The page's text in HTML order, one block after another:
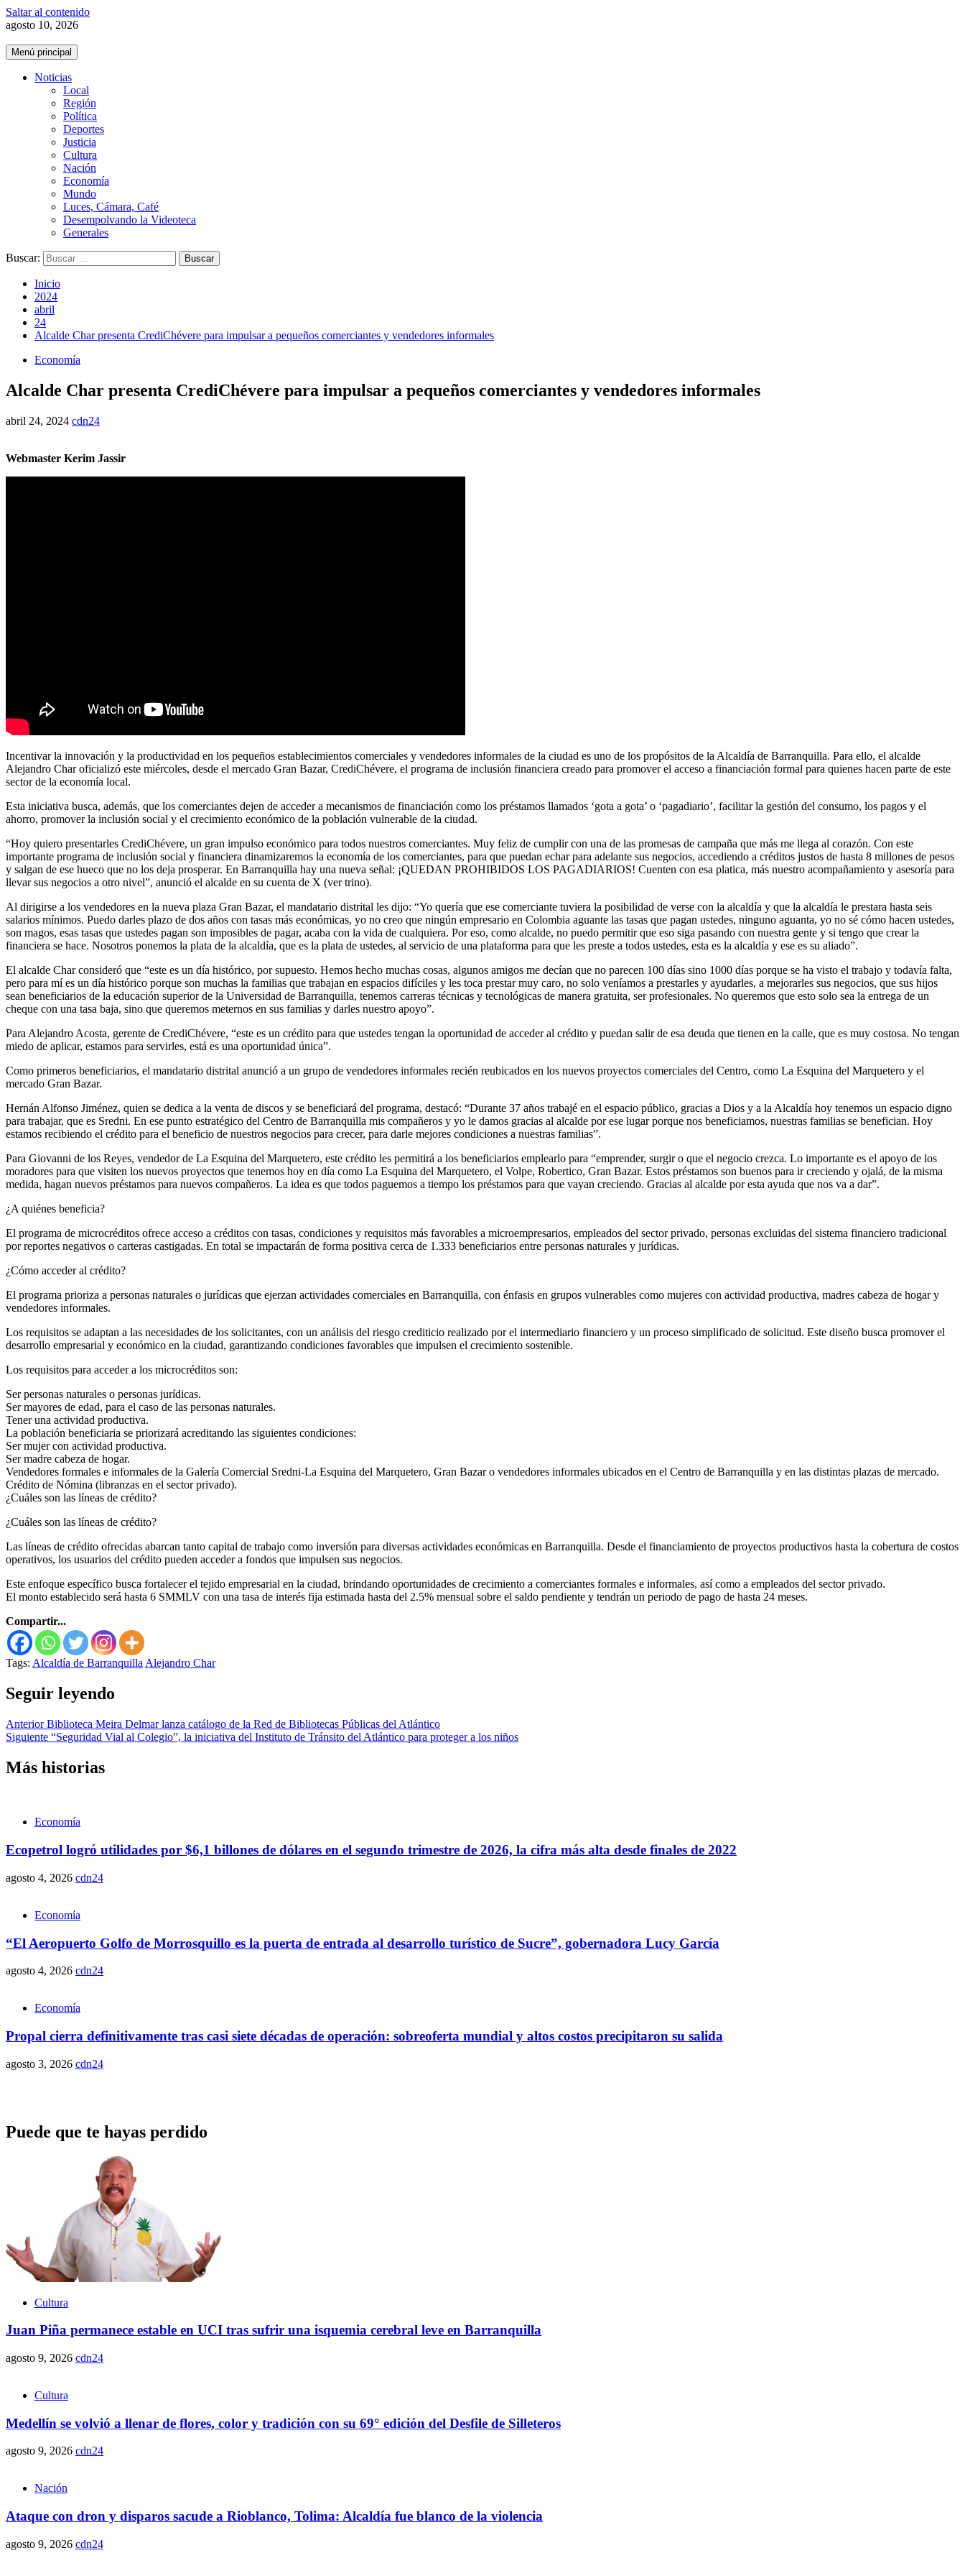
Saltar al contenido
agosto 10, 2026
Menú principal
Noticias
Local
Región
Política
Deportes
Justicia
Cultura
Nación
Economía
Mundo
Luces, Cámara, Café
Desempolvando la Videoteca
Generales
Buscar:
Inicio
2024
abril
24
Alcalde Char presenta CrediChévere para impulsar a pequeños comerciantes y vendedores informales
Economía
Alcalde Char presenta CrediChévere para impulsar a pequeños comerciantes y vendedores informales
abril 24, 2024 cdn24
Webmaster Kerim Jassir
Incentivar la innovación y la productividad en los pequeños establecimientos comerciales y vendedores informales de la ciudad es uno de los propósitos de la Alcaldía de Barranquilla. Para ello, el alcalde
Alejandro Char oficializó este miércoles, desde el mercado Gran Bazar, CrediChévere, el programa de inclusión financiera creado para promover el acceso a financiación formal para quienes hacen parte de este
sector de la economía local.
Esta iniciativa busca, además, que los comerciantes dejen de acceder a mecanismos de financiación como los préstamos llamados ‘gota a gota’ o ‘pagadiario’, facilitar la gestión del consumo, los pagos y el
ahorro, promover la inclusión social y el crecimiento económico de la población vulnerable de la ciudad.
“Hoy quiero presentarles CrediChévere, un gran impulso económico para todos nuestros comerciantes. Muy feliz de cumplir con una de las promesas de campaña que más me llega al corazón. Con este
importante programa de inclusión social y financiera dinamizaremos la economía de los comerciantes, para que puedan echar para adelante sus negocios, accediendo a créditos justos de hasta 8 millones de pesos
y salgan de ese hueco que no los deja prosperar. En Barranquilla hay una nueva señal: ¡QUEDAN PROHIBIDOS LOS PAGADIARIOS! Cuenten con esa platica, más nuestro acompañamiento y asesoría para
llevar sus negocios a otro nivel”, anunció el alcalde en su cuenta de X (ver trino).
Al dirigirse a los vendedores en la nueva plaza Gran Bazar, el mandatario distrital les dijo: “Yo quería que ese comerciante tuviera la posibilidad de verse con la alcaldía y que la alcaldía le prestara hasta seis
salarios mínimos. Puedo darles plazo de dos años con tasas más económicas, yo no creo que ningún empresario en Colombia aguante las tasas que pagan ustedes, ninguno aguanta, yo no sé cómo hacen ustedes,
son magos, esas tasas que ustedes pagan son imposibles de pagar, acaba con la vida de cualquiera. Por eso, como alcalde, no puedo permitir que eso siga pasando con nuestra gente y si tengo que crear la
financiera se hace. Nosotros ponemos la plata de la alcaldía, que es la plata de ustedes, al servicio de una plataforma para que les preste a todos ustedes, esta es la alcaldía y ese es su aliado”.
El alcalde Char consideró que “este es un día histórico, por supuesto. Hemos hecho muchas cosas, algunos amigos me decían que no parecen 100 días sino 1000 días porque se ha visto el trabajo y todavía falta,
pero para mí es un día histórico porque son muchas la familias que trabajan en espacios difíciles y les toca prestar muy caro, no solo veníamos a prestarles y ayudarles, a mejorarles sus negocios, que sus hijos
sean beneficiarios de la educación superior de la Universidad de Barranquilla, tenemos carreras técnicas y tecnológicas de manera gratuita, ser profesionales. No queremos que esto solo sea la entrega de un
cheque con una tasa baja, sino que queremos meternos en sus familias y darles nuestro apoyo”.
Para Alejandro Acosta, gerente de CrediChévere, “este es un crédito para que ustedes tengan la oportunidad de acceder al crédito y puedan salir de esa deuda que tienen en la calle, que es muy costosa. No tengan
miedo de aplicar, estamos para servirles, está es una oportunidad única”.
Como primeros beneficiarios, el mandatario distrital anunció a un grupo de vendedores informales recién reubicados en los nuevos proyectos comerciales del Centro, como La Esquina del Marquetero y el
mercado Gran Bazar.
Hernán Alfonso Jiménez, quien se dedica a la venta de discos y se beneficiará del programa, destacó: “Durante 37 años trabajé en el espacio público, gracias a Dios y a la Alcaldía hoy tenemos un espacio digno
para trabajar, que es Sredni. En ese punto estratégico del Centro de Barranquilla mis compañeros y yo le damos gracias al alcalde por ese lugar porque nos beneficiamos, nuestras familias se benefician. Hoy
estamos recibiendo el crédito para el beneficio de nuestros negocios para crecer, para darle mejores condiciones a nuestras familias”.
Para Giovanni de los Reyes, vendedor de La Esquina del Marquetero, este crédito les permitirá a los beneficiarios emplearlo para “emprender, surgir o que el negocio crezca. Lo importante es el apoyo de los
moradores para que visiten los nuevos proyectos que tenemos hoy en día como La Esquina del Marquetero, el Volpe, Robertico, Gran Bazar. Estos préstamos son buenos para ir creciendo y ojalá, de la misma
medida, hagan nuevos préstamos para nuevos compañeros. La idea es que todos paguemos a tiempo los préstamos para que vayan creciendo. Gracias al alcalde por esta ayuda que nos va a dar”.
¿A quiénes beneficia?
El programa de microcréditos ofrece acceso a créditos con tasas, condiciones y requisitos más favorables a microempresarios, empleados del sector privado, personas excluidas del sistema financiero tradicional
por reportes negativos o carteras castigadas. En total se impactarán de forma positiva cerca de 1.333 beneficiarios entre personas naturales y jurídicas.
¿Cómo acceder al crédito?
El programa prioriza a personas naturales o jurídicas que ejerzan actividades comerciales en Barranquilla, con énfasis en grupos vulnerables como mujeres con actividad productiva, madres cabeza de hogar y
vendedores informales.
Los requisitos se adaptan a las necesidades de los solicitantes, con un análisis del riesgo crediticio realizado por el intermediario financiero y un proceso simplificado de solicitud. Este diseño busca promover el
desarrollo empresarial y económico en la ciudad, garantizando condiciones favorables que impulsen el crecimiento sostenible.
Los requisitos para acceder a los microcréditos son:
Ser personas naturales o personas jurídicas.
Ser mayores de edad, para el caso de las personas naturales.
Tener una actividad productiva.
La población beneficiaria se priorizará acreditando las siguientes condiciones:
Ser mujer con actividad productiva.
Ser madre cabeza de hogar.
Vendedores formales e informales de la Galería Comercial Sredni-La Esquina del Marquetero, Gran Bazar o vendedores informales ubicados en el Centro de Barranquilla y en las distintas plazas de mercado.
Crédito de Nómina (libranzas en el sector privado).
¿Cuáles son las líneas de crédito?
¿Cuáles son las líneas de crédito?
Las líneas de crédito ofrecidas abarcan tanto capital de trabajo como inversión para diversas actividades económicas en Barranquilla. Desde el financiamiento de proyectos productivos hasta la cobertura de costos
operativos, los usuarios del crédito pueden acceder a fondos que impulsen sus negocios.
Este enfoque específico busca fortalecer el tejido empresarial en la ciudad, brindando oportunidades de crecimiento a comerciantes formales e informales, así como a empleados del sector privado.
El monto establecido será hasta 6 SMMLV con una tasa de interés fija estimada hasta del 2.5% mensual sobre el saldo pendiente y tendrán un periodo de pago de hasta 24 meses.
Compartir...
Tags: Alcaldía de Barranquilla Alejandro Char
Seguir leyendo
AnteriorBiblioteca Meira Delmar lanza catálogo de la Red de Bibliotecas Públicas del Atlántico
Siguiente “Seguridad Vial al Colegio”, la iniciativa del Instituto de Tránsito del Atlántico para proteger a los niños
Más historias
Economía
Ecopetrol logró utilidades por $6,1 billones de dólares en el segundo trimestre de 2026, la cifra más alta desde finales de 2022
agosto 4, 2026 cdn24
Economía
“El Aeropuerto Golfo de Morrosquillo es la puerta de entrada al desarrollo turístico de Sucre”, gobernadora Lucy García
agosto 4, 2026 cdn24
Economía
Propal cierra definitivamente tras casi siete décadas de operación: sobreoferta mundial y altos costos precipitaron su salida
agosto 3, 2026 cdn24
Puede que te hayas perdido
Cultura
Juan Piña permanece estable en UCI tras sufrir una isquemia cerebral leve en Barranquilla
agosto 9, 2026 cdn24
Cultura
Medellín se volvió a llenar de flores, color y tradición con su 69° edición del Desfile de Silleteros
agosto 9, 2026 cdn24
Nación
Ataque con dron y disparos sacude a Rioblanco, Tolima: Alcaldía fue blanco de la violencia
agosto 9, 2026 cdn24